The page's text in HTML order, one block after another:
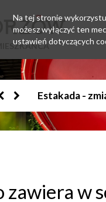
Jesteśmy w
zawiera w
Na tej stronie
możesz wyłączyć ten
ustawień dotyczących